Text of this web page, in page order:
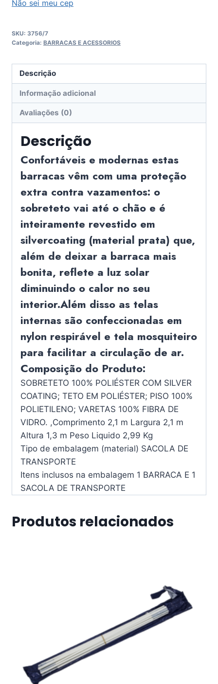
Não sei meu cep
SKU: 3756/7
Categoria: BARRACAS E ACESSORIOS
Descrição
Informação adicional
Avaliações (0)
Descrição
Confortáveis e modernas estas
barracas vêm com uma proteção
extra contra vazamentos: o
sobreteto vai até o chão e é
inteiramente revestido em
silvercoating (material prata) que,
além de deixar a barraca mais
bonita, reflete a luz solar
diminuindo o calor no seu
interior.Além disso as telas
internas são confeccionadas em
nylon respirável e tela mosquiteiro
para facilitar a circulação de ar.
Composição do Produto:
SOBRETETO 100% POLIÉSTER COM SILVER
COATING; TETO EM POLIÉSTER; PISO 100%
POLIETILENO; VARETAS 100% FIBRA DE
VIDRO. ,Comprimento 2,1 m Largura 2,1 m
Altura 1,3 m Peso Liquido 2,99 Kg
Tipo de embalagem (material) SACOLA DE
TRANSPORTE
Itens inclusos na embalagem 1 BARRACA E 1
SACOLA DE TRANSPORTE
Produtos relacionados